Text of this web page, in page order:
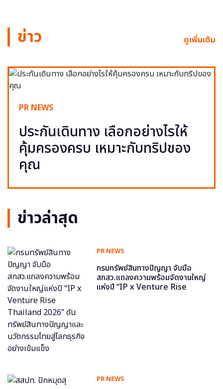
ข่าว ดูเพิ่มเติม
PR NEWS
ประกันเดินทาง เลือกอย่างไรให้
คุ้มครองครบ เหมาะกับทริปของ
คุณ
ข่าวล่าสุด
PR NEWS
กรมทรัพย์สินทางปัญญา จับมือ
สกสว.แถลงความพร้อมจัดงานใหญ่
แห่งปี “IP x Venture Rise
PR NEWS